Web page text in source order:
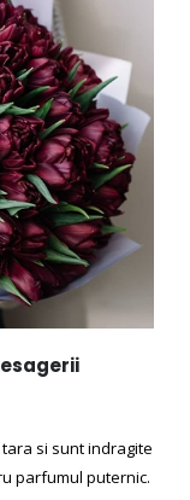
si sunt indragite
parfumul puternic.